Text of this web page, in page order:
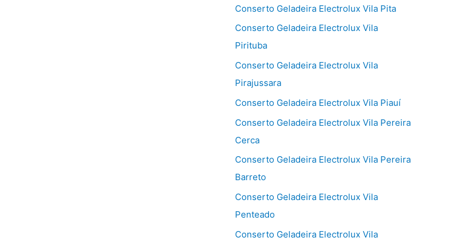
Conserto Geladeira Electrolux Vila Pita
Conserto Geladeira Electrolux Vila
Pirituba
Conserto Geladeira Electrolux Vila
Pirajussara
Conserto Geladeira Electrolux Vila Piauí
Conserto Geladeira Electrolux Vila Pereira
Cerca
Conserto Geladeira Electrolux Vila Pereira
Barreto
Conserto Geladeira Electrolux Vila
Penteado
Conserto Geladeira Electrolux Vila